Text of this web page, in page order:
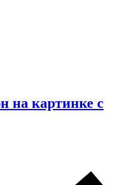
на картинке с